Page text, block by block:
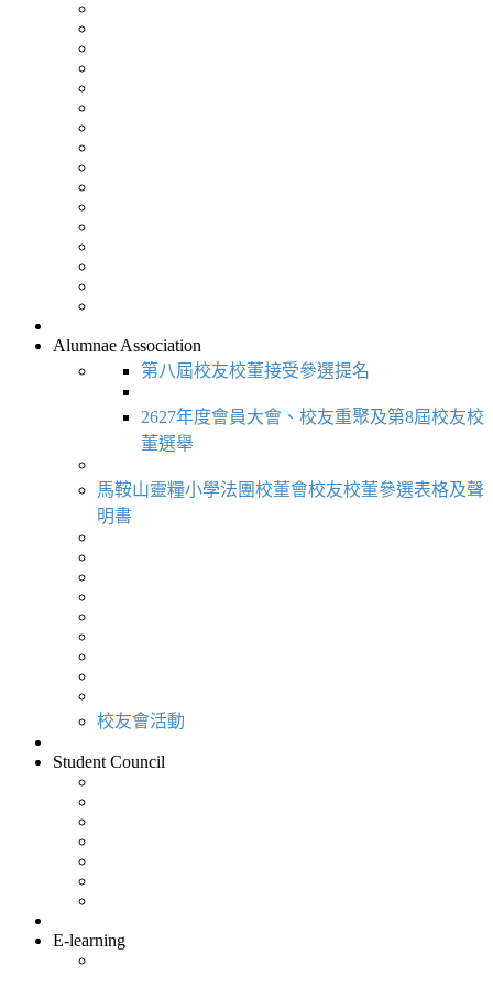
Alumnae Association
第八屆校友校董接受參選提名
2627年度會員大會、校友重聚及第8屆校友校
董選舉
馬鞍山靈糧小學法團校董會校友校董參選表格及聲
明書
校友會活動
Student Council
E-learning